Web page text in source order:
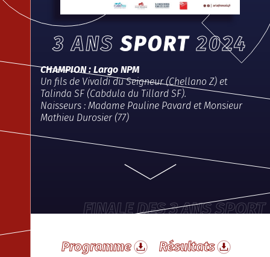
3 ANSSPORT 2024
CHAMPION : Largo NPM
Un fils de Vivaldi du Seigneur (Chellano Z) et
Talinda SF (Cabdula du Tillard SF).
Naisseurs : Madame Pauline Pavard et Monsieur
Mathieu Durosier (77)
FINALE DES 3 ANS SPORT
Programme Résultats